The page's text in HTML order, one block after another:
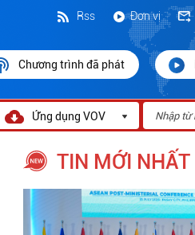
Đơn vị
Rss
Chương trình đã phát
Ứng dụng VOV
TIN MỚI NHẤT